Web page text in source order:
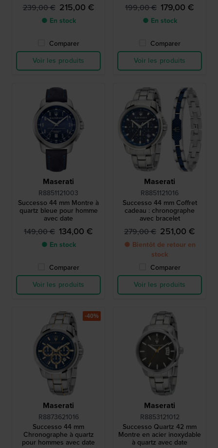
239,00 € 215,00 €
● En stock
Comparer
Voir les produits
199,00 € 179,00 €
● En stock
Comparer
Voir les produits
Maserati
R8851121003
Successo 44 mm Montre à
quartz bleue pour homme
avec date
149,00 € 134,00 €
● En stock
Comparer
Voir les produits
Maserati
R8851121016
Successo 44 mm Coffret
cadeau : chronographe
avec bracelet
279,00 € 251,00 €
● Bientôt de retour en
stock
Comparer
Voir les produits
Maserati
R8873621016
Successo 44 mm
Chronographe à quartz
pour hommes avec date
-40%
Maserati
R8853121012
Successo Quartz 42 mm
Montre en acier inoxydable
à quartz avec date